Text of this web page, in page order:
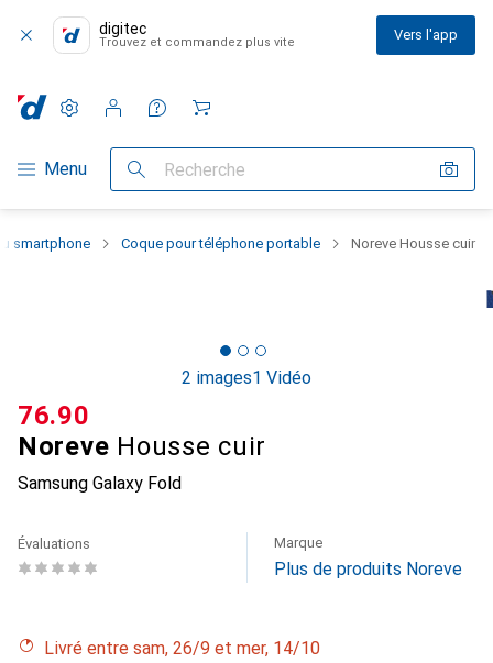
digitec
Trouvez et commandez plus vite Vers l'app
Navigation par catégorie
Menu Recherche
Paramètres
Compte client
Listes de comparaison
Listes d'envies
Panier
smartphone Coque pour téléphone portable Noreve Housse cuir
2 images1 Vidéo
Noreve Housse cuir
Samsung Galaxy Fold
CHF
76.90
Évaluations Marque
Plus de produits Noreve
Livré entre sam, 26/9 et mer, 14/10